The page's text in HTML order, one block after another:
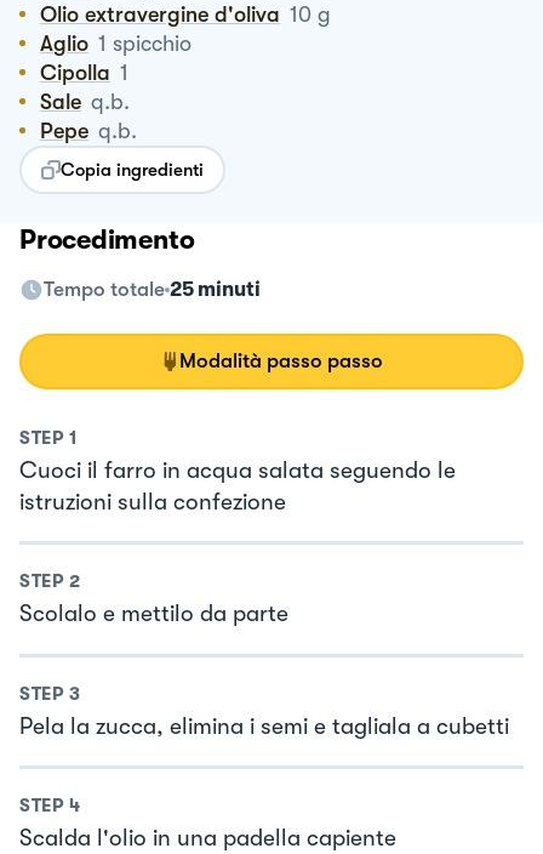
Olio extravergine d'oliva 10 g
Aglio 1 spicchio
Cipolla 1
Sale q.b.
Pepe q.b.
Copia ingredienti
Procedimento
Tempo totale 25 minuti
Modalità passo passo
STEP 1
Cuoci il farro in acqua salata seguendo le
istruzioni sulla confezione
STEP 2
Scolalo e mettilo da parte
STEP 3
Pela la zucca, elimina i semi e tagliala a cubetti
STEP 4
Scalda l'olio in una padella capiente